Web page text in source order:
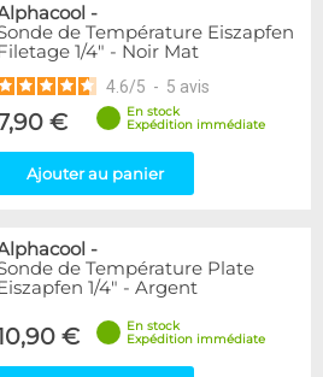
-
de Température Eiszapfen
1/4" - Noir Mat
4.6/5 - 5 avis
€
En stock
Expédition immédiate
Ajouter au panier
-
de Température Plate
1/4" - Argent
€
En stock
Expédition immédiate